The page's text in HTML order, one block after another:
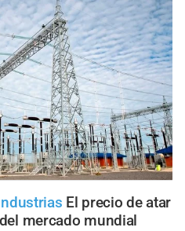
El precio de atar
mercado mundial